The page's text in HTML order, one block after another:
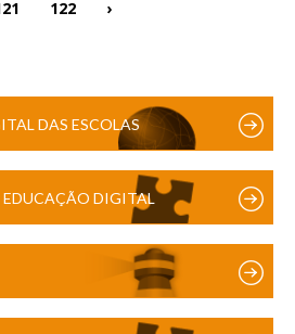
122 ›
DAS ESCOLAS
DIGITAL